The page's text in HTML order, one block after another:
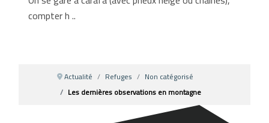
compter h ..
Actualité Refuges
Non catégorisé
Les dernières observations en montagne